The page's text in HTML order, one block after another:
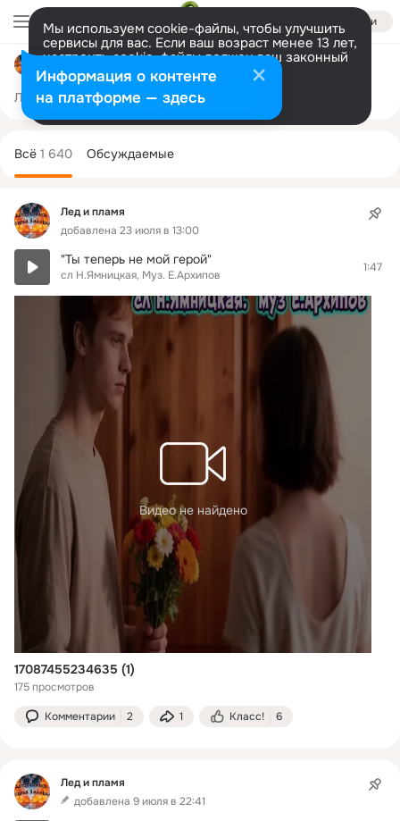
Войти
Мы используем cookie-файлы, чтобы улучшить
сервисы для вас. Если ваш возраст менее 13 лет,
настроить cookie-файлы должен ваш законный
представитель. Больше информации
Разрешить все Настроить
Лента Участники 172 Темы 1.6K
Лед и пламя
добавлена 23 июля в 13:00
"Ты теперь не мой герой"
сл Н.Ямницкая, Муз. Е.Архипов
1:47
Видео не найдено
17087455234635 (1)
175 просмотров
Комментарии 2 1 Класс! 6
Лед и пламя
добавлена 9 июля в 22:41
колонка
Всё 1 640 Обсуждаемые
Информация о контенте
на платформе — здесь